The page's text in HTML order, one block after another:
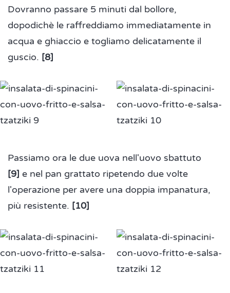
Dovranno passare 5 minuti dal bollore,
dopodichè le raffreddiamo immediatamente in
acqua e ghiaccio e togliamo delicatamente il
guscio. [8]
Passiamo ora le due uova nell'uovo sbattuto
[9] e nel pan grattato ripetendo due volte
l'operazione per avere una doppia impanatura,
più resistente. [10]